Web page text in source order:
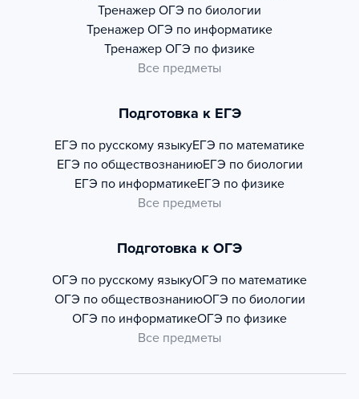
Тренажер ОГЭ по биологии
Тренажер ОГЭ по информатике
Тренажер ОГЭ по физике
Все предметы
Подготовка к ЕГЭ
ЕГЭ по русскому языкуЕГЭ по математике
ЕГЭ по обществознаниюЕГЭ по биологии
ЕГЭ по информатикеЕГЭ по физике
Все предметы
Подготовка к ОГЭ
ОГЭ по русскому языкуОГЭ по математике
ОГЭ по обществознаниюОГЭ по биологии
ОГЭ по информатикеОГЭ по физике
Все предметы